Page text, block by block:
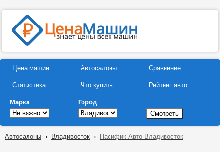
Цена машин
Статистика
Автосалоны
Что купить
Сравнение
Рейтинг авто
Марка Город
Автосалоны › Владивосток › Пасифик Авто Владивосток